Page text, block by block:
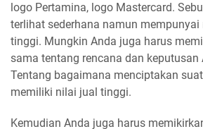
logo Pertamina, logo Mastercard.
terlihat sederhana namun
tinggi. Mungkin Anda juga harus
sama tentang rencana dan keputusan
Tentang bagaimana menciptakan
memiliki nilai jual tinggi.
Kemudian Anda juga harus